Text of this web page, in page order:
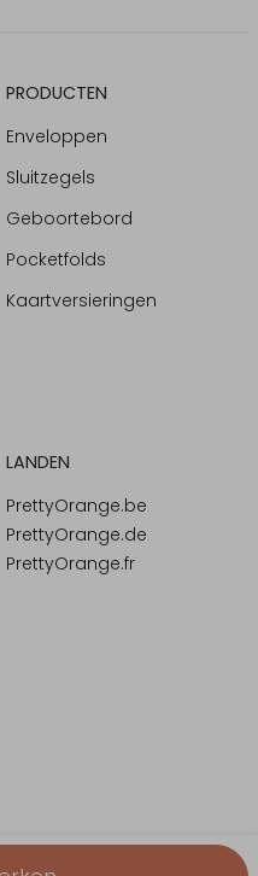
PRODUCTEN
Enveloppen
Sluitzegels
Geboortebord
Pocketfolds
Kaartversieringen
LANDEN
PrettyOrange.be
PrettyOrange.de
PrettyOrange.fr